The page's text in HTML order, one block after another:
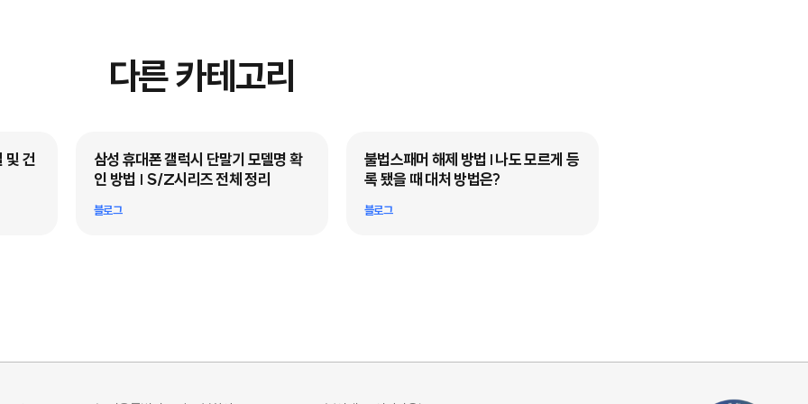
다른 카테고리
및 건
삼성 휴대폰 갤럭시 단말기 모델명 확
인 방법 | S/Z시리즈 전체 정리
블로그
불법스패머 해제 방법 I 나도 모르게 등
록 됐을 때 대처 방법은?
블로그